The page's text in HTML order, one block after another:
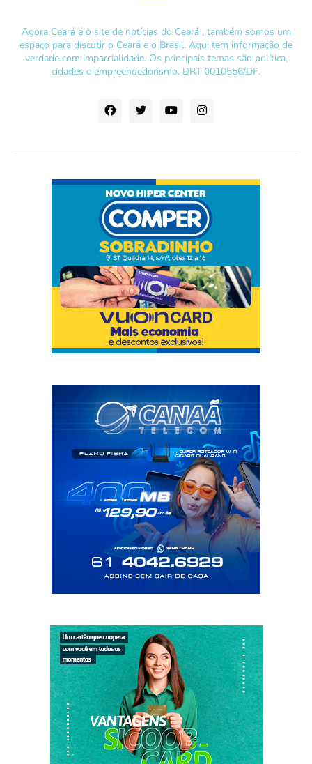
Agora Ceará é o site de notícias do Ceará , também somos um
espaço para discutir o Ceará e o Brasil. Aqui tem informação de
verdade com imparcialidade. Os principais temas são política,
cidades e empreendedorismo. DRT 0010556/DF.